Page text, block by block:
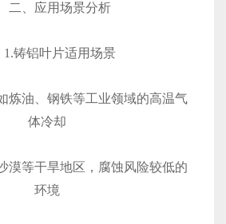
、应用场景分析
铝叶片适用场景
油、钢铁等工业领域的高温气
体冷却
等干旱地区，腐蚀风险较低的
环境